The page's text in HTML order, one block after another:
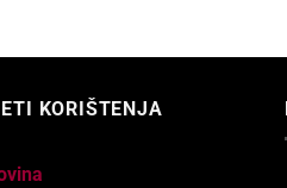
KORIŠTENJA